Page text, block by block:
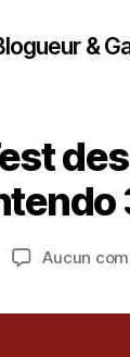
&
3
0
j
u
n
Aucun